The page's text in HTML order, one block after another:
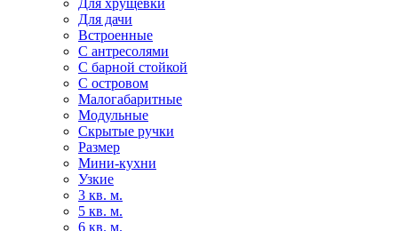
Для хрущевки
Для дачи
Встроенные
С антресолями
С барной стойкой
С островом
Малогабаритные
Модульные
Скрытые ручки
Размер
Мини-кухни
Узкие
3 кв. м.
5 кв. м.
6 кв. м.